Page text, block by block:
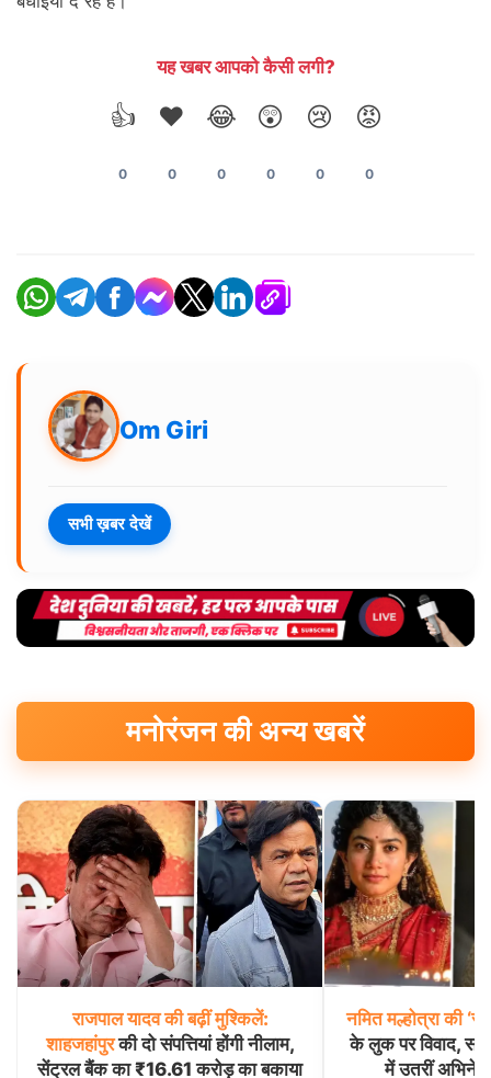
यह खबर आपको कैसी लगी?
👍
0
❤️
0
😂
0
😲
0
😢
0
😡
0
Om Giri
सभी ख़बर देखें
मनोरंजन की अन्य खबरें
राजपाल यादव की बढ़ीं मुश्किलें:
शाहजहांपुरकी दो संपत्तियां होंगी नीलाम,
सेंट्रल बैंक का ₹16.61 करोड़ का बकाया
नमित मल्होत्रा की
के लुक पर विवाद,
में उतरीं